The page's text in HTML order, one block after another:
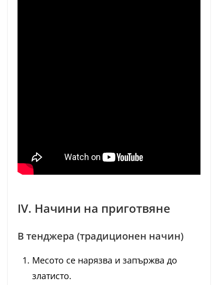
IV. Начини на приготвяне
В тенджера (традиционен начин)
Месото се нарязва и запържва до
златисто.